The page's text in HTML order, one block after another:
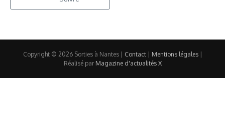
Copyright © 2026 Sorties à Nantes | Contact| Mentions légales|
Réalisé par Magazine d'actualités X